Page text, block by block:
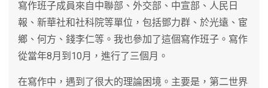
寫作班子成員來自中聯部、外交部、中宣部、人民日
報、新華社和社科院等單位，包括鄧力群、於光遠、宦
鄉、何方、錢李仁等。我也參加了這個寫作班子。寫作
從當年8月到10月，進行了三個月。
在寫作中，遇到了很大的理論困境。主要是，第二世界